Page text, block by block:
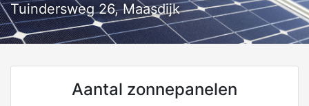
Tuindersweg 26, Maasdijk
Aantal zonnepanelen